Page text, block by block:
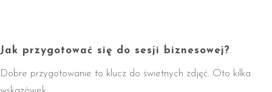
Jak przygotować się do sesji biznesowej?
Dobre przygotowanie to klucz do świetnych zdjęć. Oto kilka